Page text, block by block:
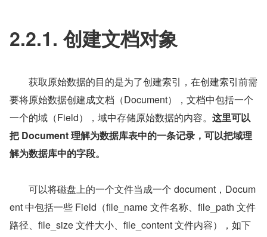
2.2.1. 创建文档对象
获取原始数据的目的是为了创建索引，在创建索引前需
要将原始数据创建成文档（Document），文档中包括一个
一个的域（Field），域中存储原始数据的内容。 这里可以
把 Document 理解为数据库表中的一条记录，可以把域理
解为数据库中的字段。
可以将磁盘上的一个文件当成一个 document，Docum
ent 中包括一些 Field（file_name 文件名称、file_path 文件
路径、file_size 文件大小、file_content 文件内容），如下